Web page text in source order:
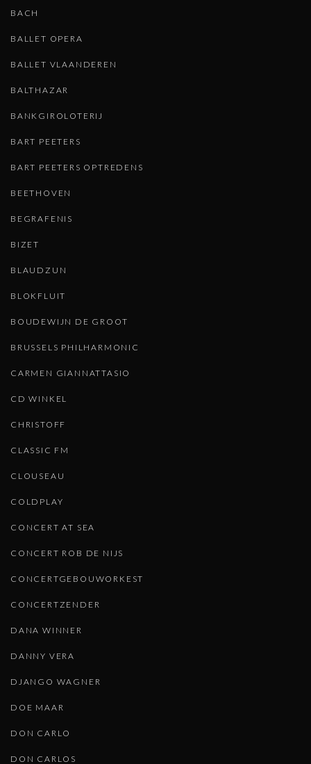
BACH
BALLET OPERA
BALLET VLAANDEREN
BALTHAZAR
BANKGIROLOTERIJ
BART PEETERS
BART PEETERS OPTREDENS
BEETHOVEN
BEGRAFENIS
BIZET
BLAUDZUN
BLOKFLUIT
BOUDEWIJN DE GROOT
BRUSSELS PHILHARMONIC
CARMEN GIANNATTASIO
CD WINKEL
CHRISTOFF
CLASSIC FM
CLOUSEAU
COLDPLAY
CONCERT AT SEA
CONCERT ROB DE NIJS
CONCERTGEBOUWORKEST
CONCERTZENDER
DANA WINNER
DANNY VERA
DJANGO WAGNER
DOE MAAR
DON CARLO
DON CARLOS